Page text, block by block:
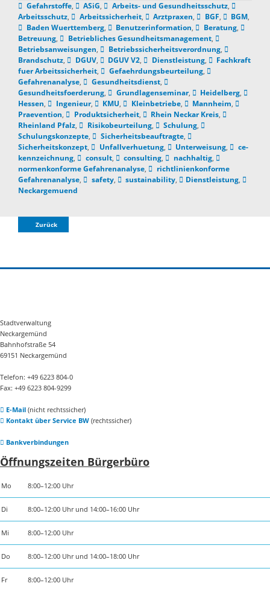
Gefahrstoffe, ASiG, Arbeits- und Gesundheitsschutz,
Arbeitsschutz, Arbeitssicherheit, Arztpraxen, BGF, BGM,
Baden Wuerttemberg, Benutzerinformation, Beratung,
Betreuung, Betriebliches Gesundheitsmanagement,
Betriebsanweisungen, Betriebssicherheitsverordnung,
Brandschutz, DGUV, DGUV V2, Dienstleistung,
Fachkraft
fuer Arbeitssicherheit, Gefaehrdungsbeurteilung,
Gefahrenanalyse, Gesundheitsdienst,
Gesundheitsfoerderung, Grundlagenseminar, Heidelberg,
Hessen, Ingenieur, KMU, Kleinbetriebe, Mannheim,
Praevention, Produktsicherheit, Rhein Neckar Kreis,
Rheinland Pfalz, Risikobeurteilung, Schulung,
Schulungskonzepte, Sicherheitsbeauftragte,
Sicherheitskonzept, Unfallverhuetung, Unterweisung,
ce-
kennzeichnung, consult, consulting, nachhaltig,
normenkonforme Gefahrenanalyse,
richtlinienkonforme
Gefahrenanalyse, safety, sustainability, Dienstleistung,
Neckargemuend
Zurück
Stadtverwaltung
Neckargemünd
Bahnhofstraße 54
69151 Neckargemünd
Telefon: +49 6223 804-0
Fax: +49 6223 804-9299
E-Mail(nicht rechtssicher)
Kontakt über Service BW(rechtssicher)
Bankverbindungen
Öffnungszeiten Bürgerbüro
Mo 8:00–12:00 Uhr
Di 8:00–12:00 Uhr und 14:00–16:00 Uhr
Mi 8:00–12:00 Uhr
Do 8:00–12:00 Uhr und 14:00–18:00 Uhr
Fr 8:00–12:00 Uhr